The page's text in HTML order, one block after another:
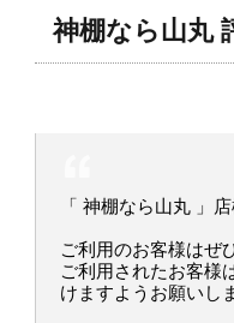
神棚なら山丸
「 神棚なら山丸 」
ご利用のお客様はぜ
ご利用されたお客様
けますようお願いし